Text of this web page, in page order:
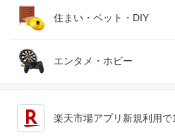
シートカバー専門店のコネクト
アストロプロダクツ 楽天市場店
光トレーディング
クリーズオンライン
ボディーカバー専門店カバーラン
e-
腕時計
ジュエリー・アクセサリー
スマートフォン・タブレッ
パソコン・周辺機器
ゴルフ
車用品・バイク用品
車・バイク
住まい・ペット・DIY
インテリア・寝具・収納
エンタメ・ホビー
楽天市場アプリ新規利用で